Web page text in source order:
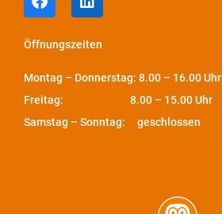
Öffnungszeiten
Montag – Donnerstag: 8.00 – 16.00 Uhr
Freitag: 8.00 – 15.00 Uhr
Samstag – Sonntag: geschlossen